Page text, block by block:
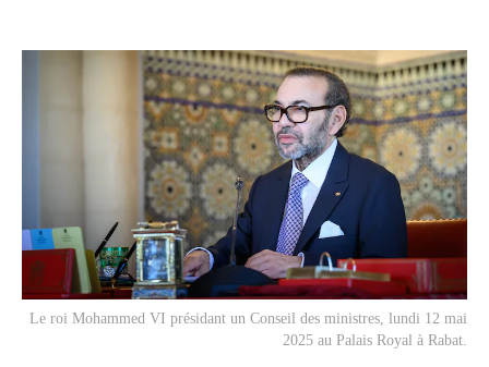
Le roi Mohammed VI présidant un Conseil des ministres, lundi 12 mai
2025 au Palais Royal à Rabat.